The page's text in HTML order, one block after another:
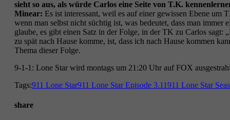
sieht so aus, als würde Carlos eine Seite von T.K.
Minear: Es ist interessant, weil es auf einer gewissen Ebene um
wenn man selbst nicht süchtig ist, was bedeutet, dass man
glaube, es gibt einen Satz in der Folge, in der TK zu Carlos
zu spät nach Hause komme, ist, dass ich nach Hause kommen
Thema dieser Folge.
9-1-1: Lone Star wird montags um 21:20 Uhr auf FOX
Tags:911 Lone Star911 Lone Star Episode 3.11911 Lone Star
share